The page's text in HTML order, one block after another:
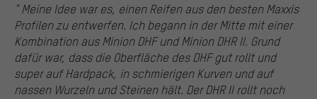
" Meine Idee war es, einen Reifen aus den besten Maxxis
Profilen zu entwerfen. Ich begann in der Mitte mit einer
Kombination aus Minion DHF und Minion DHR II. Grund
dafür war, dass die Oberfläche des DHF gut rollt und
super auf Hardpack, in schmierigen Kurven und auf
nassen Wurzeln und Steinen hält. Der DHR II rollt noch